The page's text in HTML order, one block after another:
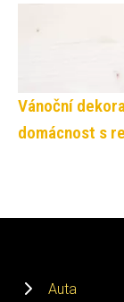
Vánoční
domácnost s
Auta